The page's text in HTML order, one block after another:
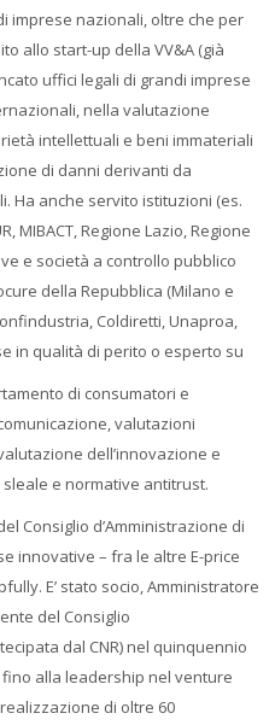
imprese nazionali, oltre che per
allo start-up della VV&A (già
uffici legali di grandi imprese
nella valutazione
intellettuali e beni immateriali
di danni derivanti da
Ha anche servito istituzioni (es.
MIBACT, Regione Lazio, Regione
e società a controllo pubblico
della Repubblica (Milano e
Coldiretti, Unaproa,
in qualità di perito o esperto su
di consumatori e
valutazioni
dell’innovazione e
e normative antitrust.
Consiglio d’Amministrazione di
innovative – fra le altre E-price
E’ stato socio, Amministratore
del Consiglio
dal CNR) nel quinquennio
alla leadership nel venture
di oltre 60